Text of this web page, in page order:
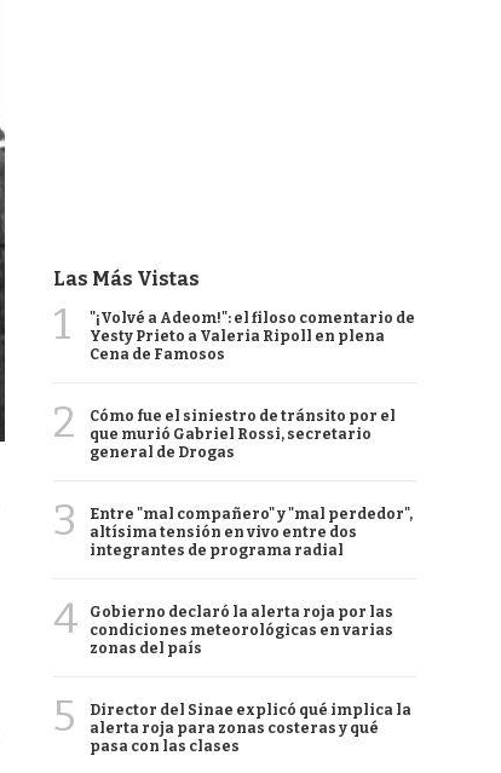
Las Más Vistas
1
"¡Volvé a Adeom!": el filoso comentario de
Yesty Prieto a Valeria Ripoll en plena
Cena de Famosos
2
Cómo fue el siniestro de tránsito por el
que murió Gabriel Rossi, secretario
general de Drogas
3
Entre "mal compañero" y "mal perdedor",
altísima tensión en vivo entre dos
integrantes de programa radial
4
Gobierno declaró la alerta roja por las
condiciones meteorológicas en varias
zonas del país
5
Director del Sinae explicó qué implica la
alerta roja para zonas costeras y qué
pasa con las clases